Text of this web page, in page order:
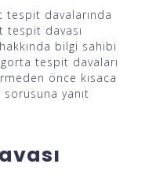
tespit davalarında
tespit davası
bilgi sahibi
tespit davaları
önce kısaca
sorusuna yanıt